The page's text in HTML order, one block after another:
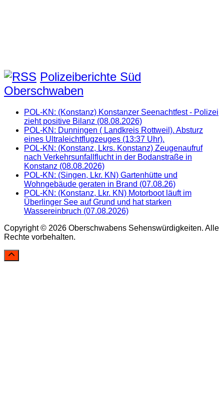
Polizeiberichte Süd
Oberschwaben
POL-KN: (Konstanz) Konstanzer Seenachtfest - Polizei
zieht positive Bilanz (08.08.2026)
POL-KN: Dunningen ( Landkreis Rottweil). Absturz
eines Ultraleichtflugzeuges (13:37 Uhr).
POL-KN: (Konstanz, Lkrs. Konstanz) Zeugenaufruf
nach Verkehrsunfallflucht in der Bodanstraße in
Konstanz (08.08.2026)
POL-KN: (Singen, Lkr. KN) Gartenhütte und
Wohngebäude geraten in Brand (07.08.26)
POL-KN: (Konstanz, Lkr. KN) Motorboot läuft im
Überlinger See auf Grund und hat starken
Wassereinbruch (07.08.2026)
Copyright © 2026 Oberschwabens Sehenswürdigkeiten. Alle
Rechte vorbehalten.